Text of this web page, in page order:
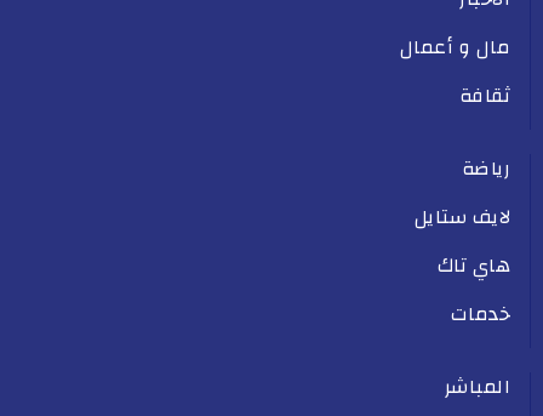
مال و أعمال
ثقافة
رياضة
لايف ستايل
هاي تاك
خدمات
المباشر